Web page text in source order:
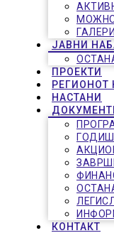
ЈАВНИ
ПРОЕКТИ
РЕГИОНОТ
НАСТАНИ
КОНТАКТ